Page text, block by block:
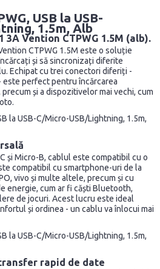
USB la USB-
1.5m, Alb
3A Vention CTPWG 1.5M (alb).
CTPWG 1.5M este o soluție
și să sincronizați diferite
Echipat cu trei conectori diferiți -
este perfect pentru încărcarea
și a dispozitivelor mai vechi, cum
și Micro-B, cablul este compatibil cu o
compatibil cu smartphone-uri de la
vivo și multe altele, precum și cu
energie, cum ar fi căști Bluetooth,
de jocuri. Acest lucru este ideal
și ordinea - un cablu va înlocui mai
rapid de date